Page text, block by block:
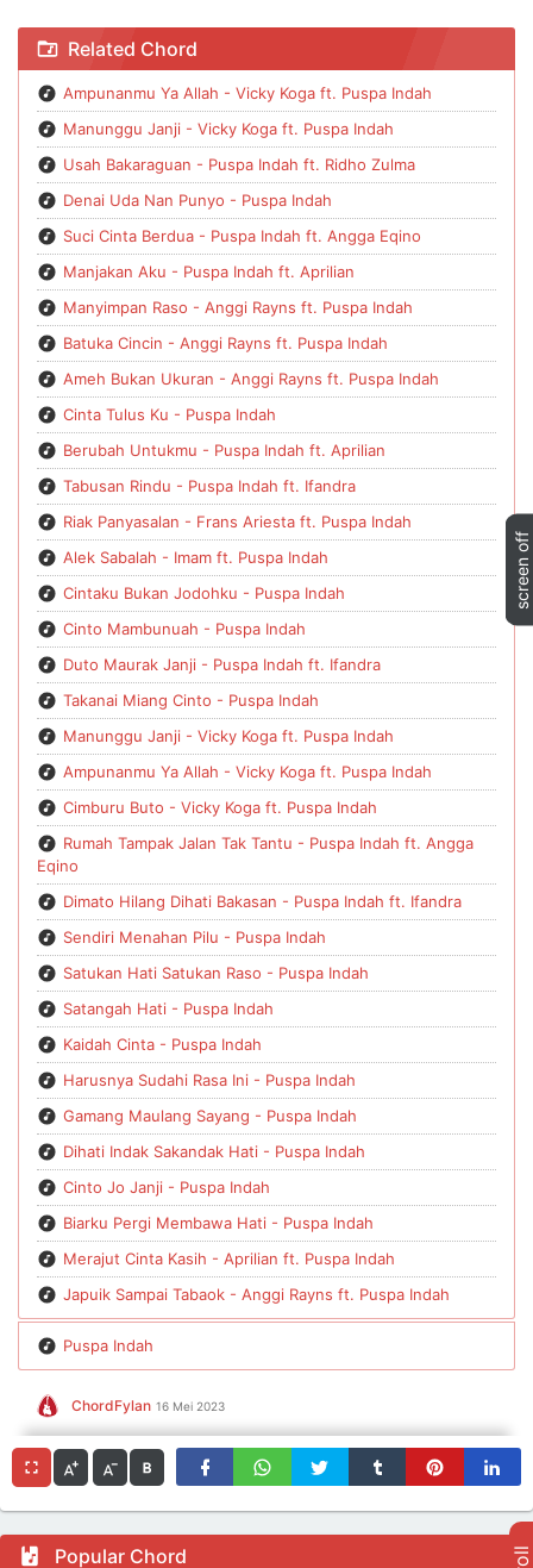
Chord Cinto Mambunuah - Puspa Indah
Related Chord
Ampunanmu Ya Allah - Vicky Koga ft. Puspa Indah
Manunggu Janji - Vicky Koga ft. Puspa Indah
Usah Bakaraguan - Puspa Indah ft. Ridho Zulma
Denai Uda Nan Punyo - Puspa Indah
Suci Cinta Berdua - Puspa Indah ft. Angga Eqino
Manjakan Aku - Puspa Indah ft. Aprilian
Manyimpan Raso - Anggi Rayns ft. Puspa Indah
Batuka Cincin - Anggi Rayns ft. Puspa Indah
Ameh Bukan Ukuran - Anggi Rayns ft. Puspa Indah
Cinta Tulus Ku - Puspa Indah
Berubah Untukmu - Puspa Indah ft. Aprilian
Tabusan Rindu - Puspa Indah ft. Ifandra
Riak Panyasalan - Frans Ariesta ft. Puspa Indah
Alek Sabalah - Imam ft. Puspa Indah
Cintaku Bukan Jodohku - Puspa Indah
Cinto Mambunuah - Puspa Indah
Duto Maurak Janji - Puspa Indah ft. Ifandra
Takanai Miang Cinto - Puspa Indah
Manunggu Janji - Vicky Koga ft. Puspa Indah
Ampunanmu Ya Allah - Vicky Koga ft. Puspa Indah
Cimburu Buto - Vicky Koga ft. Puspa Indah
Rumah Tampak Jalan Tak Tantu - Puspa Indah ft. Angga
Eqino
Dimato Hilang Dihati Bakasan - Puspa Indah ft. Ifandra
Sendiri Menahan Pilu - Puspa Indah
Satukan Hati Satukan Raso - Puspa Indah
Satangah Hati - Puspa Indah
Kaidah Cinta - Puspa Indah
Harusnya Sudahi Rasa Ini - Puspa Indah
Gamang Maulang Sayang - Puspa Indah
Dihati Indak Sakandak Hati - Puspa Indah
Cinto Jo Janji - Puspa Indah
Biarku Pergi Membawa Hati - Puspa Indah
Merajut Cinta Kasih - Aprilian ft. Puspa Indah
Japuik Sampai Tabaok - Anggi Rayns ft. Puspa Indah
Puspa Indah
ChordFylan 16 Mei 2023
Popular Chord